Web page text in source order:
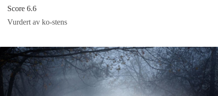
Score 6.6
Vurdert av ko-stens